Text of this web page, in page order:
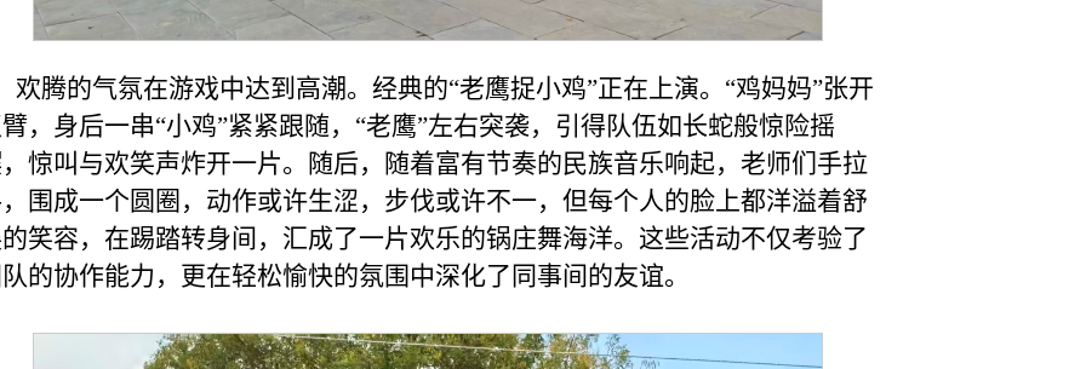
欢腾的气氛在游戏中达到高潮。经典的“老鹰捉小鸡”正在上演。“鸡妈妈”张开
，身后一串“小鸡”紧紧跟随，“老鹰”左右突袭，引得队伍如长蛇般惊险摇
惊叫与欢笑声炸开一片。随后，随着富有节奏的民族音乐响起，老师们手拉
围成一个圆圈，动作或许生涩，步伐或许不一，但每个人的脸上都洋溢着舒
笑容，在踢踏转身间，汇成了一片欢乐的锅庄舞海洋。这些活动不仅考验了
的协作能力，更在轻松愉快的氛围中深化了同事间的友谊。